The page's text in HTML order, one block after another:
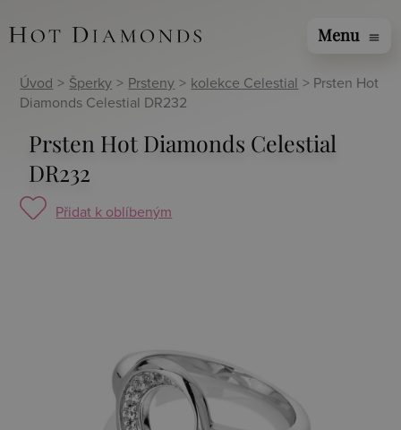
Menu menu
Úvod > Šperky > Prsteny > kolekce Celestial
> Prsten Hot
Diamonds Celestial DR232
Prsten Hot Diamonds Celestial
DR232
Přidat k oblíbeným